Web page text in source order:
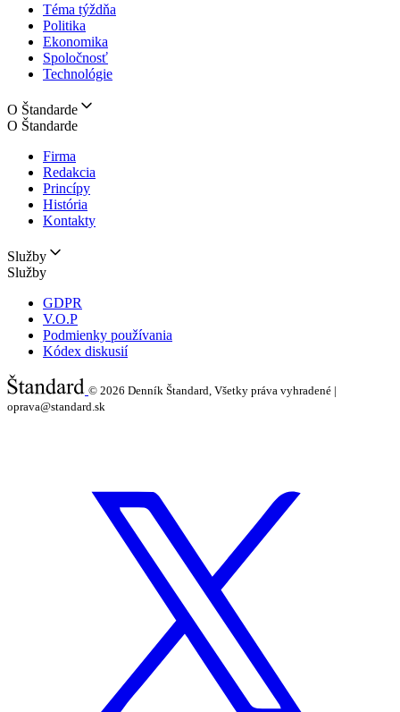
Téma týždňa
Politika
Ekonomika
Spoločnosť
Technológie
O Štandarde
O Štandarde
Firma
Redakcia
Princípy
História
Kontakty
Služby
Služby
GDPR
V.O.P
Podmienky používania
Kódex diskusií
© 2026 Denník Štandard, Všetky práva vyhradené |
oprava@standard.sk